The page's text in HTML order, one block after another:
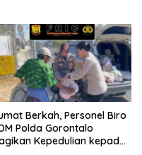
Berkah, Personel Biro
Polda Gorontalo
Kepedulian kepada